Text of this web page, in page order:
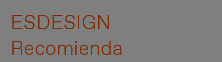
ESDESIGN
Recomienda